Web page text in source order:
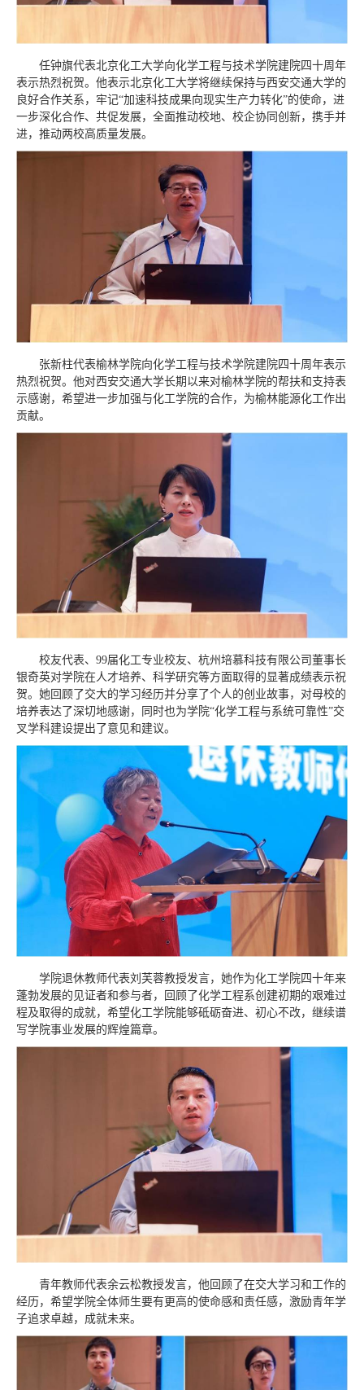
任钟旗代表北京化工大学向化学工程与技术学院建院四十周年
表示热烈祝贺。他表示北京化工大学将继续保持与西安交通大学的
良好合作关系，牢记“加速科技成果向现实生产力转化”的使命，进
一步深化合作、共促发展，全面推动校地、校企协同创新，携手并
进，推动两校高质量发展。
张新柱代表榆林学院向化学工程与技术学院建院四十周年表示
热烈祝贺。他对西安交通大学长期以来对榆林学院的帮扶和支持表
示感谢，希望进一步加强与化工学院的合作，为榆林能源化工作出
贡献。
校友代表、99届化工专业校友、杭州培慕科技有限公司董事长
银奇英对学院在人才培养、科学研究等方面取得的显著成绩表示祝
贺。她回顾了交大的学习经历并分享了个人的创业故事，对母校的
培养表达了深切地感谢，同时也为学院“化学工程与系统可靠性”交
叉学科建设提出了意见和建议。
学院退休教师代表刘芙蓉教授发言，她作为化工学院四十年来
蓬勃发展的见证者和参与者，回顾了化学工程系创建初期的艰难过
程及取得的成就，希望化工学院能够砥砺奋进、初心不改，继续谱
写学院事业发展的辉煌篇章。
青年教师代表余云松教授发言，他回顾了在交大学习和工作的
经历，希望学院全体师生要有更高的使命感和责任感，激励青年学
子追求卓越，成就未来。